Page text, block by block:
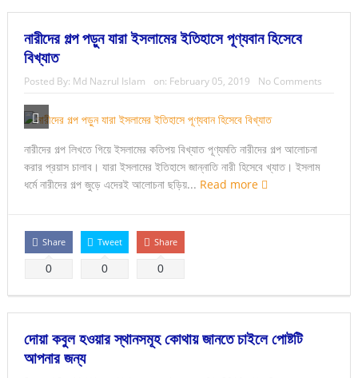
নারীদের গল্প পড়ুন যারা ইসলামের ইতিহাসে পূণ্যবান হিসেবে
বিখ্যাত
Posted By: Md Nazrul Islam on: February 05, 2019 No Comments
নারীদের গল্প লিখতে গিয়ে ইসলামের কতিপয় বিখ্যাত পূণ্যমতি নারীদের গল্প আলোচনা
করার প্রয়াস চালাব। যারা ইসলামের ইতিহাসে জান্নাতি নারী হিসেবে খ্যাত। ইসলাম
ধর্মে নারীদের গল্প জুড়ে এদেরই আলোচনা ছড়িয়... Read more
Share
0
Tweet
0
Share
0
দোয়া কবুল হওয়ার স্থানসমূহ কোথায় জানতে চাইলে পোষ্টটি
আপনার জন্য